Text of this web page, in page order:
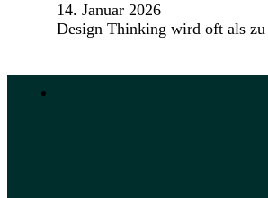
14. Januar 2026
Design Thinking wird oft als zu